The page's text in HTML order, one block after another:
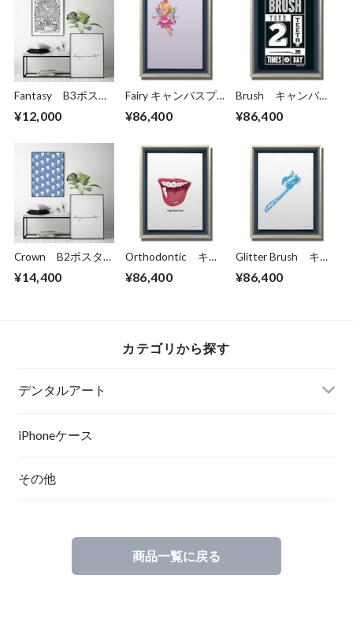
Fantasy B3ポスタ
¥12,000
Fairy キャンバスプ
ズ）・立体額入り
¥86,400
Brush キャンバス
ズ）・立体額入り
¥86,400
Crown B2ポスタ
¥14,400
Orthodontic キャ
（B3サイズ）・立
¥86,400
Glitter Brush キャ
（B3サイズ）・立
¥86,400
カテゴリから探す
デンタルアート
ポスター
ポスターフレーム
キャンバスプリント（立体額縁入り）
iPhoneケース
その他
商品一覧に戻る